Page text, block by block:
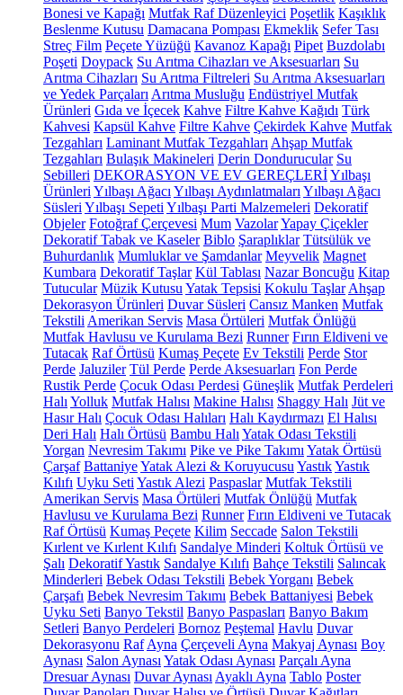
Bonesi ve Kapağı Mutfak Raf Düzenleyici Poşetlik Kaşıklık
Beslenme Kutusu Damacana Pompası Ekmeklik Sefer Tası
Streç Film Peçete Yüzüğü Kavanoz Kapağı Pipet Buzdolabı
Poşeti Doypack Su Arıtma Cihazları ve Aksesuarları Su
Arıtma Cihazları Su Arıtma Filtreleri Su Arıtma Aksesuarları
ve Yedek Parçaları Arıtma Musluğu Endüstriyel Mutfak
Ürünleri Gıda ve İçecek Kahve Filtre Kahve Kağıdı Türk
Kahvesi Kapsül Kahve Filtre Kahve Çekirdek Kahve Mutfak
Tezgahları Laminant Mutfak Tezgahları Ahşap Mutfak
Tezgahları Bulaşık Makineleri Derin Dondurucular Su
Sebilleri DEKORASYON VE EV GEREÇLERİYılbaşı
Ürünleri Yılbaşı Ağacı Yılbaşı Aydınlatmaları Yılbaşı Ağacı
Süsleri Yılbaşı Sepeti Yılbaşı Parti Malzemeleri Dekoratif
Objeler Fotoğraf Çerçevesi Mum VazolarYapay Çiçekler
Dekoratif Tabak ve Kaseler Biblo Şaraplıklar Tütsülük ve
Buhurdanlık Mumluklar ve Şamdanlar Meyvelik Magnet
Kumbara Dekoratif Taşlar Kül Tablası Nazar Boncuğu Kitap
Tutucular Müzik Kutusu Yatak Tepsisi Kokulu Taşlar Ahşap
Dekorasyon Ürünleri Duvar Süsleri Cansız Manken Mutfak
Tekstili Amerikan Servis Masa Örtüleri Mutfak Önlüğü
Mutfak Havlusu ve Kurulama Bezi Runner Fırın Eldiveni ve
Tutacak Raf Örtüsü Kumaş Peçete Ev Tekstili Perde Stor
Perde Jaluziler Tül Perde Perde Aksesuarları Fon Perde
Rustik Perde Çocuk Odası Perdesi Güneşlik Mutfak Perdeleri
Halı Yolluk Mutfak Halısı Makine Halısı Shaggy Halı Jüt ve
Hasır Halı Çocuk Odası Halıları Halı Kaydırmazı El Halısı
Deri Halı Halı Örtüsü Bambu Halı Yatak Odası Tekstili
Yorgan Nevresim Takımı Pike ve Pike Takımı Yatak Örtüsü
Çarşaf BattaniyeYatak Alezi & Koruyucusu YastıkYastık
Kılıfı Uyku Seti Yastık Alezi Paspaslar Mutfak Tekstili
Amerikan Servis Masa Örtüleri Mutfak Önlüğü Mutfak
Havlusu ve Kurulama Bezi Runner Fırın Eldiveni ve Tutacak
Raf Örtüsü Kumaş Peçete Kilim Seccade Salon Tekstili
Kırlent ve Kırlent Kılıfı Sandalye Minderi Koltuk Örtüsü ve
Şalı Dekoratif Yastık Sandalye Kılıfı Bahçe Tekstili Salıncak
Minderleri Bebek Odası Tekstili Bebek Yorganı Bebek
Çarşafı Bebek Nevresim Takımı Bebek Battaniyesi Bebek
Uyku Seti Banyo Tekstil Banyo Paspasları Banyo Bakım
Setleri Banyo Perdeleri Bornoz Peştemal Havlu Duvar
Dekorasyonu Raf Ayna Çerçeveli Ayna Makyaj Aynası Boy
Aynası Salon Aynası Yatak Odası Aynası Parçalı Ayna
Dresuar Aynası Duvar Aynası Ayaklı Ayna Tablo Poster